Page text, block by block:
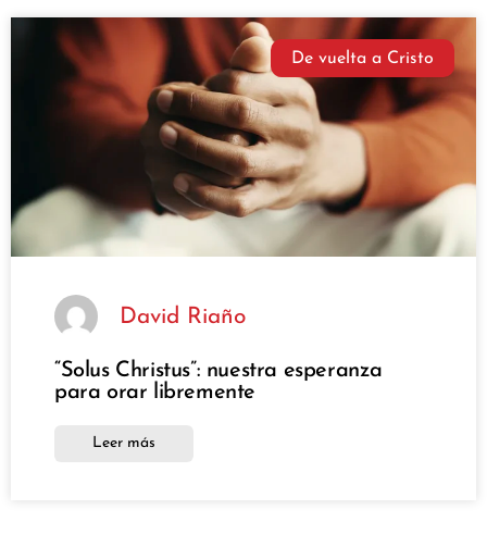
De vuelta a Cristo
David Riaño
“Solus Christus”: nuestra esperanza
para orar libremente
Leer más